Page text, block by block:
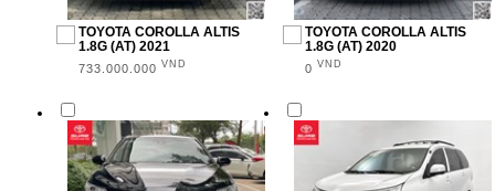
TOYOTA COROLLA ALTIS
1.8G (AT) 2021
733.000.000 VND
TOYOTA COROLLA ALTIS
1.8G (AT) 2020
0 VND